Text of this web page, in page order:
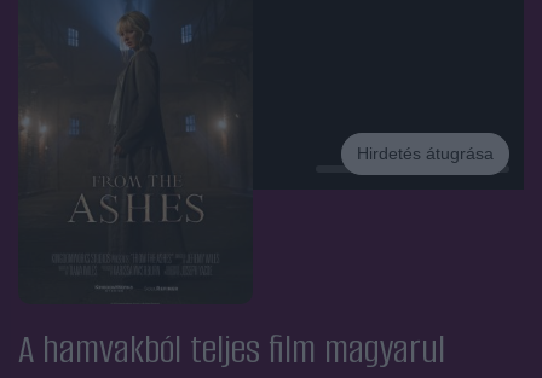
Hirdetés átugrása
A hamvakból teljes film magyarul